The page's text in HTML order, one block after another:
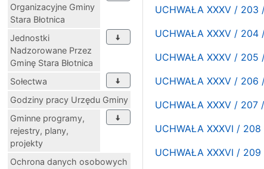
Organizacyjne Gminy
Stara Błotnica
Jednostki
Nadzorowane Przez
Gminę Stara Błotnica
Sołectwa
Godziny pracy Urzędu Gminy
Gminne programy,
rejestry, plany,
projekty
Ochrona danych osobowych
UCHWAŁA XXXV / 203
UCHWAŁA XXXV / 204
UCHWAŁA XXXV / 205
UCHWAŁA XXXV / 206
UCHWAŁA XXXV / 207
UCHWAŁA XXXVI /
UCHWAŁA XXXVI /